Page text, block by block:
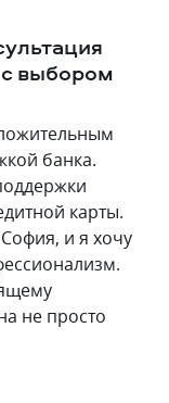
выбором
банка.
карты.
и я хочу
не просто